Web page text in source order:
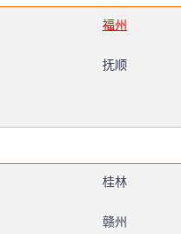
福州
抚顺
桂林
赣州